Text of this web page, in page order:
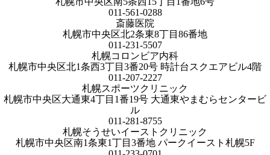
011-561-0288
斎藤医院
札幌市中央区北2条東8丁目86番地
011-231-5507
札幌コロンビア内科
札幌市中央区北1条西3丁目3番20号 時計台スクエアビル4階
011-207-2227
札幌スポーツクリニック
札幌市中央区大通東4丁目1番19号 大通東やまむらセンタービ
ル
011-281-8755
札幌そうせいイーストクリニック
札幌市中央区南1条東1丁目3番地 パークイースト札幌5F